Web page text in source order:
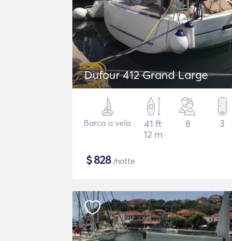
Dufour 412 Grand Large
Barca a vela
41 ft
12 m
8 3
$828/notte